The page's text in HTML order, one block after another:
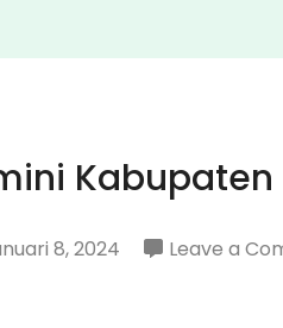
Kabupaten
8, 2024 Leave a